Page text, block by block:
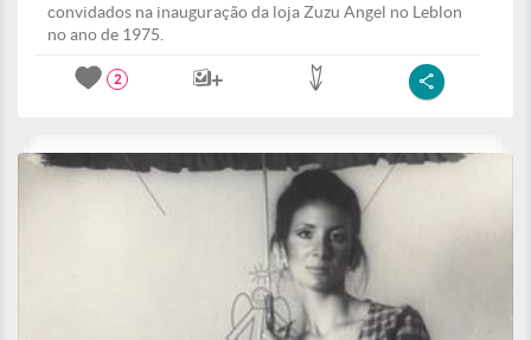
convidados na inauguração da loja Zuzu Angel no Leblon
no ano de 1975.
2